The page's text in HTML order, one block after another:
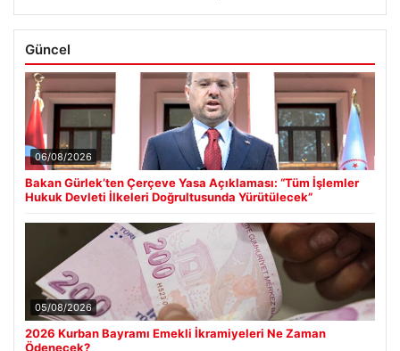
Güncel
06/08/2026
Bakan Gürlek’ten Çerçeve Yasa Açıklaması: “Tüm İşlemler
Hukuk Devleti İlkeleri Doğrultusunda Yürütülecek”
05/08/2026
2026 Kurban Bayramı Emekli İkramiyeleri Ne Zaman
Ödenecek?